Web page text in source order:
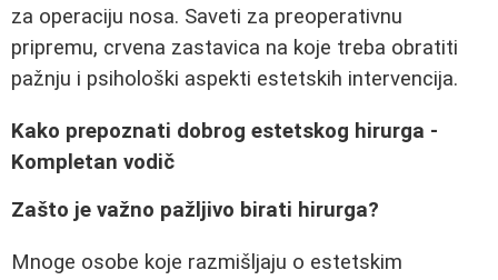
za operaciju nosa. Saveti za preoperativnu
pripremu, crvena zastavica na koje treba obratiti
pažnju i psihološki aspekti estetskih intervencija.
Kako prepoznati dobrog estetskog hirurga -
Kompletan vodič
Zašto je važno pažljivo birati hirurga?
Mnoge osobe koje razmišljaju o estetskim